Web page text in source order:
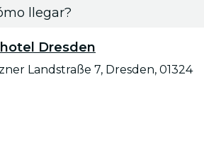
llegar?
Dresden
Landstraße 7, Dresden, 01324